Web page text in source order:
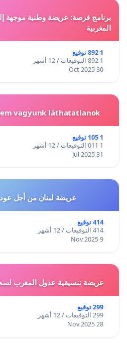
برنامج فرصة: عريضة وطنية موجهة
المغربية
1 892 توقيع
1 892 التوقيعات / 12 أشهر
30 Oct 2025
vagyunk láthatatlanok!
1 105 توقيع
1 011 التوقيعات / 12 أشهر
31 Jul 2025
عريضة لبنان من أجل
414 توقيع
414 التوقيعات / 12 أشهر
9 Nov 2025
عريضة تنسيقية عدول المغرب لسحب
299 توقيع
299 التوقيعات / 12 أشهر
28 Nov 2025